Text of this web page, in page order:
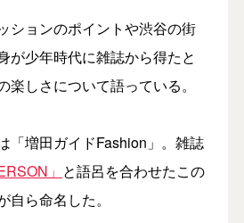
ションのポイントや渋谷の街
が少年時代に雑誌から得たと
楽しさについて語っている。
「増田ガイドFashion」。雑誌
」 と語呂を合わせたこの
自ら命名した。